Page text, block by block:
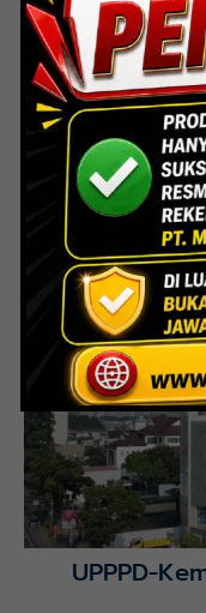
Indoor
Lihat Detail
Interior
Lihat Detail
UPPPD-